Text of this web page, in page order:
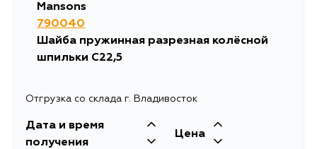
Mansons
790040
Шайба пружинная разрезная колёсной
шпильки С22,5
Отгрузка со склада г. Владивосток
Дата и время
получения
Цена